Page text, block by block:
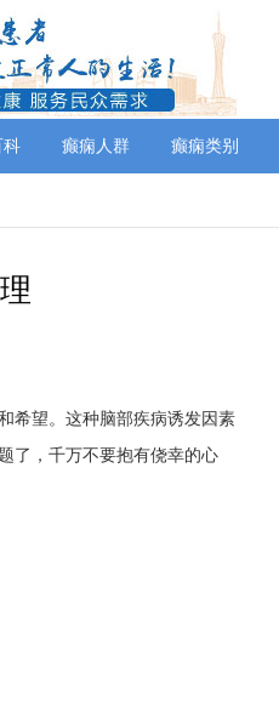
科 癫痫人群 癫痫类别
希望。这种脑部疾病诱发因素
了，千万不要抱有侥幸的心